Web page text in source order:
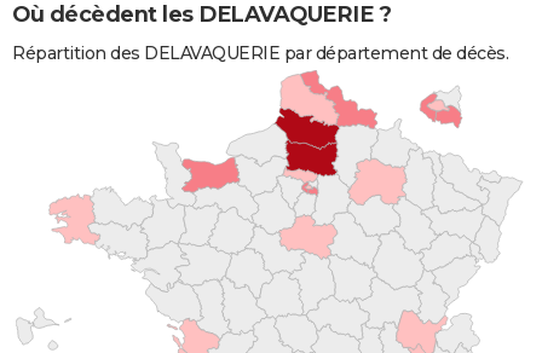
Où décèdent les DELAVAQUERIE ?
Répartition des DELAVAQUERIE par département de décès.